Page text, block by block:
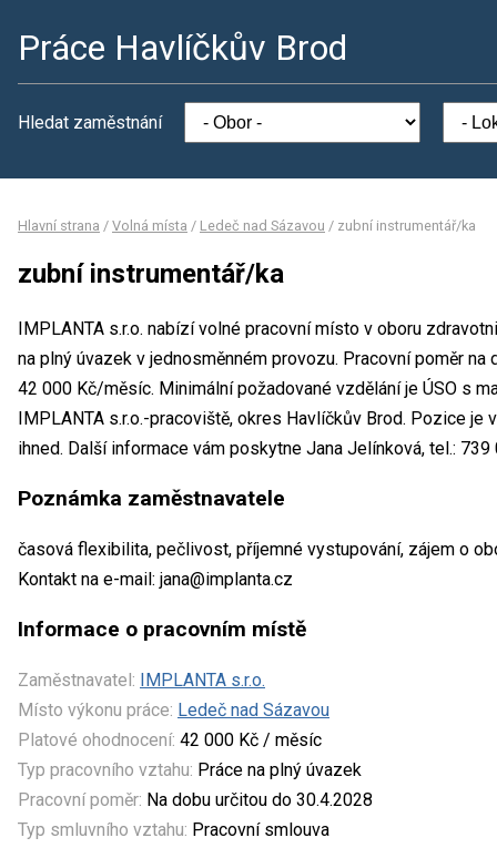
Práce Havlíčkův Brod
Hledat zaměstnání
Hlavní strana / Volná místa / Ledeč nad Sázavou / zubní instrumentář/ka
zubní instrumentář/ka
IMPLANTA s.r.o. nabízí volné pracovní místo v oboru
na plný úvazek v jednosměnném provozu. Pracovní poměr
42 000 Kč/měsíc. Minimální požadované vzdělání je ÚSO s
IMPLANTA s.r.o.-pracoviště, okres Havlíčkův Brod. Pozice je
ihned. Další informace vám poskytne Jana Jelínková, tel.: 739
Poznámka zaměstnavatele
časová flexibilita, pečlivost, příjemné vystupování, zájem o
Kontakt na e-mail: jana@implanta.cz
Informace o pracovním místě
Zaměstnavatel: IMPLANTA s.r.o.
Místo výkonu práce: Ledeč nad Sázavou
Platové ohodnocení: 42 000 Kč / měsíc
Typ pracovního vztahu: Práce na plný úvazek
Pracovní poměr: Na dobu určitou do 30.4.2028
Typ smluvního vztahu: Pracovní smlouva